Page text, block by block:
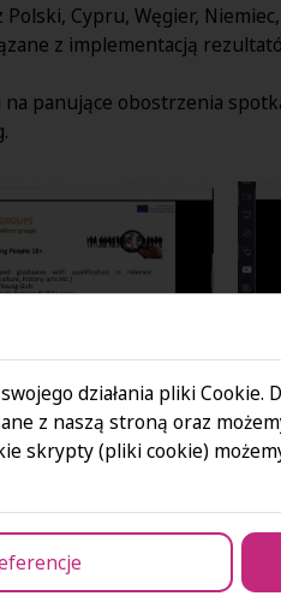
Polski, Cypru, Węgier,
z implementacją
na panujące obostrzenia
działania pliki Cookie.
z naszą stroną oraz
skrypty (pliki cookie)